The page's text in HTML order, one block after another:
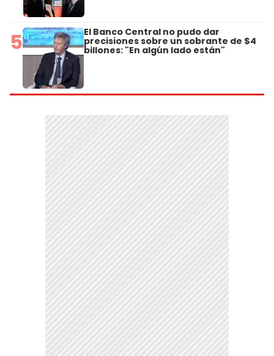
5 El Banco Central no pudo dar
precisiones sobre un sobrante de $4
billones: "En algún lado están"